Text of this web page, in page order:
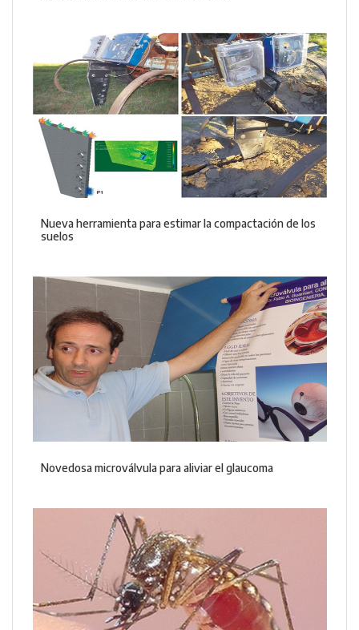
Nueva herramienta para estimar la compactación de los
suelos
Novedosa microválvula para aliviar el glaucoma